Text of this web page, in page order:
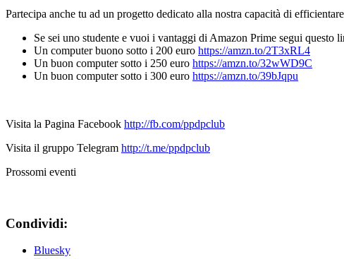
Partecipa anche tu ad un progetto dedicato alla nostra capacità di
Se sei uno studente e vuoi i vantaggi di Amazon Prime segui questo
Un computer buono sotto i 200 euro https://amzn.to/2T3xRL4
Un buon computer sotto i 250 euro https://amzn.to/32wWD9C
Un buon computer sotto i 300 euro https://amzn.to/39bJqpu
Visita la Pagina Facebook http://fb.com/ppdpclub
Visita il gruppo Telegram http://t.me/ppdpclub
Prossomi eventi
Condividi:
Bluesky